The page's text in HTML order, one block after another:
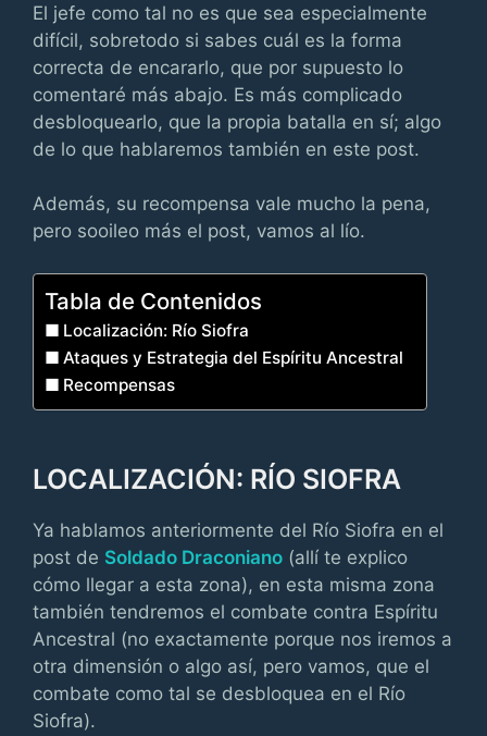
El jefe como tal no es que sea especialmente
difícil, sobretodo si sabes cuál es la forma
correcta de encararlo, que por supuesto lo
comentaré más abajo. Es más complicado
desbloquearlo, que la propia batalla en sí; algo
de lo que hablaremos también en este post.
Además, su recompensa vale mucho la pena,
pero sooileo más el post, vamos al lío.
Tabla de Contenidos
Localización: Río Siofra
Ataques y Estrategia del Espíritu Ancestral
Recompensas
LOCALIZACIÓN: RÍO SIOFRA
Ya hablamos anteriormente del Río Siofra en el
post de Soldado Draconiano (allí te explico
cómo llegar a esta zona), en esta misma zona
también tendremos el combate contra Espíritu
Ancestral (no exactamente porque nos iremos a
otra dimensión o algo así, pero vamos, que el
combate como tal se desbloquea en el Río
Siofra).